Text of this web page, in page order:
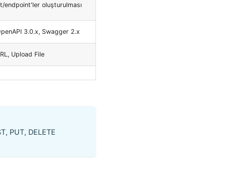
endpoint'ler oluşturulması
3.0.x, Swagger 2.x
Upload File
PUT, DELETE